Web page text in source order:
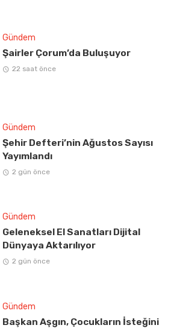
Gündem
Şairler Çorum’da Buluşuyor
22 saat önce
Gündem
Şehir Defteri’nin Ağustos Sayısı
Yayımlandı
2 gün önce
Gündem
Geleneksel El Sanatları Dijital
Dünyaya Aktarılıyor
2 gün önce
Gündem
Başkan Aşgın, Çocukların İsteğini